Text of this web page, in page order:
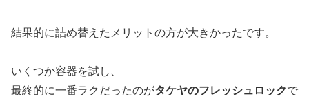
結果的に詰め替えたメリットの方が大きかったです。
いくつか容器を試し、
最終的に一番ラクだったのがタケヤのフレッシュロックで